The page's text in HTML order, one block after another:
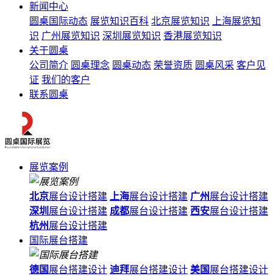
新闻中心
圆桌国际动态 展览知识百科 北京展览知识
上海展览知
识 广州展览知识 深圳展览知识 香港展览知识
关于圆桌
公司简介 圆桌理念 圆桌动态 荣誉资质 圆桌风采 客户见
证 我们的客户
联系圆桌
展览案例
北京展台设计搭建 上海展台设计搭建 广州展台设计搭建
深圳 展台设计搭建 成都展台设计搭建 西安展台设计搭建
杭州展台设计搭建
国际展台搭建
德国 展台搭建设计 迪拜展台搭建设计 美国 展台搭建设计